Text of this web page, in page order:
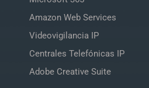
Amazon Web Services
Videovigilancia IP
Centrales Telefónicas IP
Adobe Creative Suite